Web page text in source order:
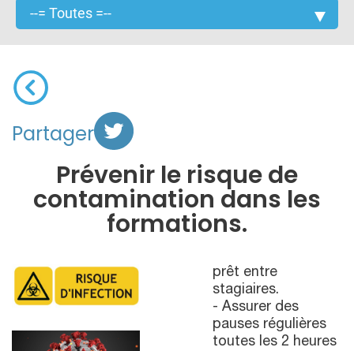
Partager
Prévenir le risque de
contamination dans les
formations.
prêt entre
stagiaires.
- Assurer des
pauses régulières
toutes les 2 heures